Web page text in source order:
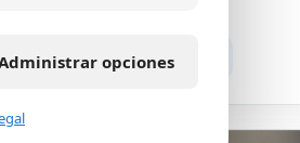
Leer artículo
opciones